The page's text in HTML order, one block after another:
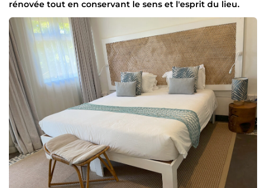
rénovée tout en conservant le sens et l'esprit du lieu.